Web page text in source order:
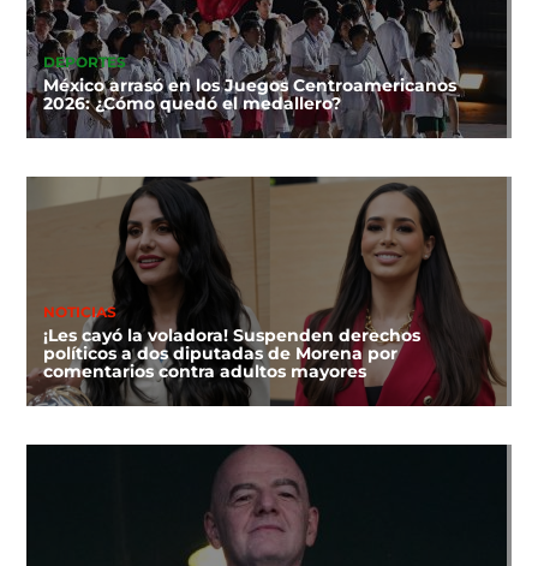
DEPORTES
México arrasó en los Juegos Centroamericanos
2026: ¿Cómo quedó el medallero?
NOTICIAS
¡Les cayó la voladora! Suspenden derechos
políticos a dos diputadas de Morena por
comentarios contra adultos mayores